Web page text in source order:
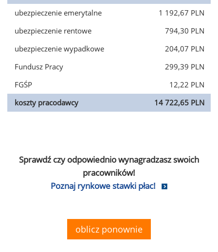
ubezpieczenie emerytalne
1 192,67 PLN
ubezpieczenie rentowe
794,30 PLN
ubezpieczenie wypadkowe
204,07 PLN
Fundusz Pracy
299,39 PLN
FGŚP
12,22 PLN
koszty pracodawcy
14 722,65 PLN
Sprawdź czy odpowiednio wynagradzasz swoich
pracowników!
Poznaj rynkowe stawki płac!
oblicz ponownie